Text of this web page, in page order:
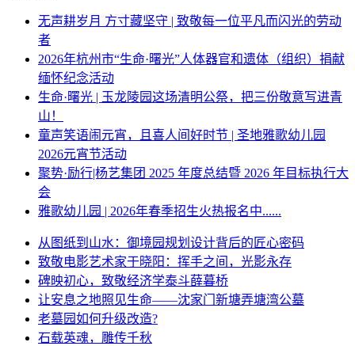
无声耕岁月 方寸藏坚守 | 致敬每一位平凡而闪光的劳动
者
2026年杭州市“生命·曙光”人体器官和遗体（组织）捐献
缅怀纪念活动
生命·曙光 | 玉龙陵园这场清明公祭，把三份敬意写进青
山！
童声笑语闹元宵，且喜人间好时节 | 圣地雅歌幼儿园
2026元宵节活动
聚势·励行|杨艺集团 2025 年度总结暨 2026 年目标执行大
会
雅歌幼儿园 | 2026年春季招生火热报名中......
从图纸到山水：御境园规划设计背后的匠心密码
致敬电影艺术家于晓阳：挥手之间，光影永存
碑映初心，致敬经济学泰斗薛暮桥
让安息之地照见生命——沈家门新塘弄塘湾公墓
老墓园如何升级改造?
石载英魂，雕传千秋